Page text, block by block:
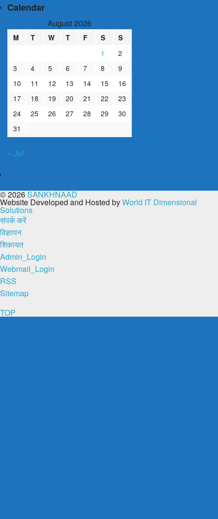
Calendar
August 2026
M T W T F S
S
1
2
3
4 5 6 7 8
9
10
11 12 13 14 15
16
17
18 19 20 21 22
23
24
25 26 27 28 29
30
31
« Jul
© 2026SANKHNAAD
Website Developed and Hosted byWorld IT Dimensional
Solutions
संपर्क करें
विज्ञापन
शिकायत
Admin_Login
Webmail_Login
RSS
Sitemap
TOP